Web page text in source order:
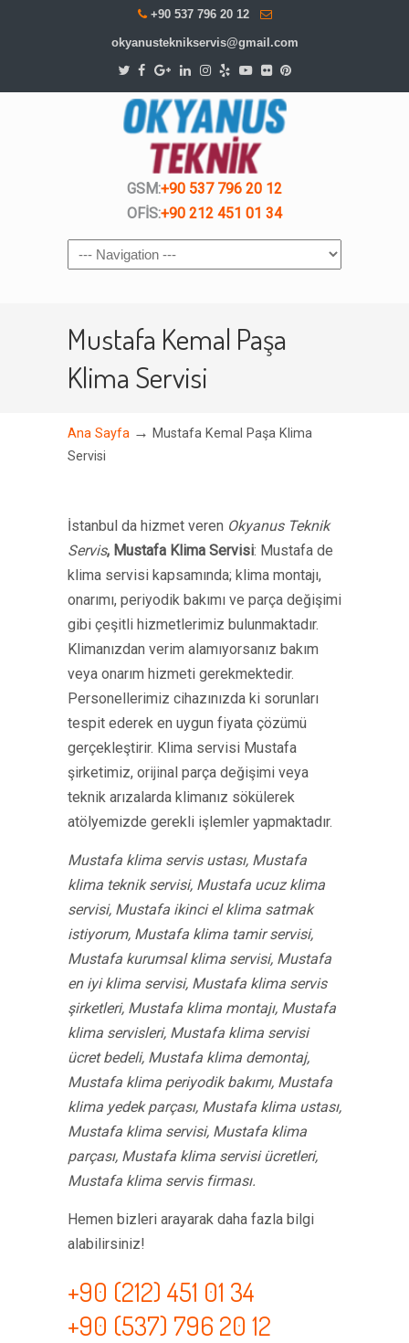
+90 537 796 20 12
okyanusteknikservis@gmail.com
GSM:+90 537 796 20 12
OFİS:+90 212 451 01 34
Navigation
Mustafa Kemal Paşa
Klima Servisi
Ana Sayfa → Mustafa Kemal Paşa Klima
Servisi
İstanbul da hizmet veren Okyanus Teknik
Servis, Mustafa Klima Servisi: Mustafa de
klima servisi kapsamında; klima montajı,
onarımı, periyodik bakımı ve parça değişimi
gibi çeşitli hizmetlerimiz bulunmaktadır.
Klimanızdan verim alamıyorsanız bakım
veya onarım hizmeti gerekmektedir.
Personellerimiz cihazınızda ki sorunları
tespit ederek en uygun fiyata çözümü
gerçekleştirir. Klima servisi Mustafa
şirketimiz, orijinal parça değişimi veya
teknik arızalarda klimanız sökülerek
atölyemizde gerekli işlemler yapmaktadır.
Mustafa klima servis ustası, Mustafa
klima teknik servisi, Mustafa ucuz klima
servisi, Mustafa ikinci el klima satmak
istiyorum, Mustafa klima tamir servisi,
Mustafa kurumsal klima servisi, Mustafa
en iyi klima servisi, Mustafa klima servis
şirketleri, Mustafa klima montajı, Mustafa
klima servisleri, Mustafa klima servisi
ücret bedeli, Mustafa klima demontaj,
Mustafa klima periyodik bakımı, Mustafa
klima yedek parçası, Mustafa klima ustası,
Mustafa klima servisi, Mustafa klima
parçası, Mustafa klima servisi ücretleri,
Mustafa klima servis firması.
Hemen bizleri arayarak daha fazla bilgi
alabilirsiniz!
+90 (212) 451 01 34
+90 (537) 796 20 12